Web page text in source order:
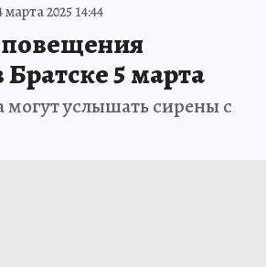
марта 2025 14:44
Братске 5 марта
услышать сирены с